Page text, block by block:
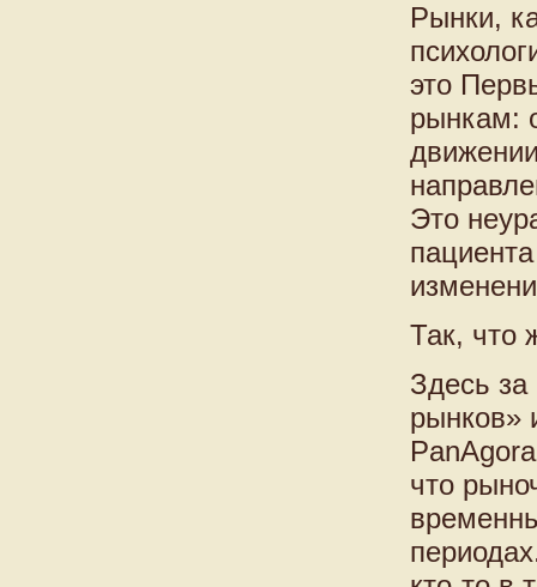
Рынки,
это
рынкам:
Это
Так, что
Здесь за
рынков»
что